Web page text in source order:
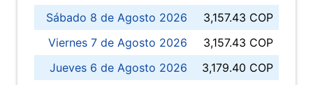
Sábado 8 de Agosto 2026
3,157.43 COP
Viernes 7 de Agosto 2026
3,157.43 COP
Jueves 6 de Agosto 2026
3,179.40 COP